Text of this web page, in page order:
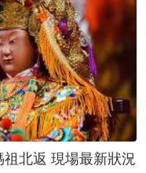
北返 現場最新狀況